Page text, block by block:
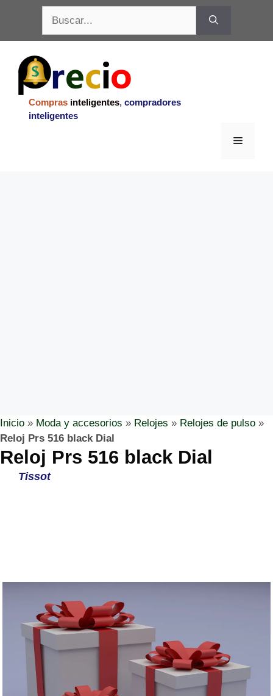
contenido
Compras inteligentes, compradores
inteligentes
Menu
Inicio » Moda y accesorios » Relojes » Relojes de pulso »
Reloj Prs 516 black Dial
Reloj Prs 516 black Dial
Tissot